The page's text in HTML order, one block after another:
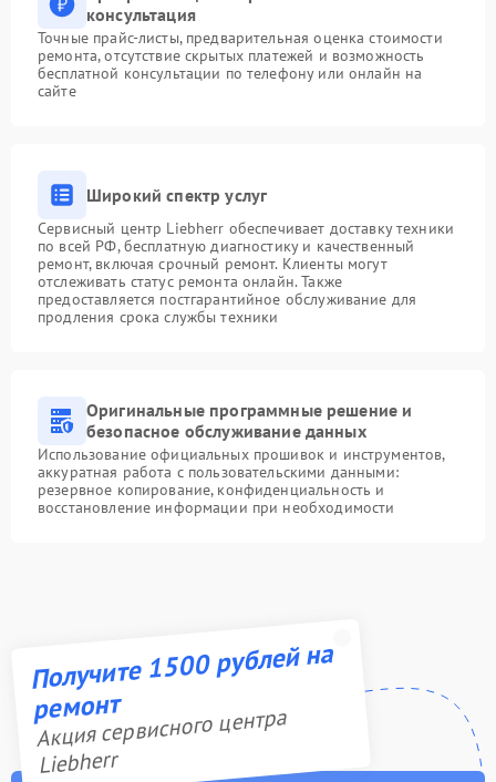
консультация
Точные прайс-листы, предварительная оценка стоимости
ремонта, отсутствие скрытых платежей и возможность
бесплатной консультации по телефону или онлайн на
сайте
Широкий спектр услуг
Сервисный центр Liebherr обеспечивает доставку техники
по всей РФ, бесплатную диагностику и качественный
ремонт, включая срочный ремонт. Клиенты могут
отслеживать статус ремонта онлайн. Также
предоставляется постгарантийное обслуживание для
продления срока службы техники
Оригинальные программные решение и
безопасное обслуживание данных
Использование официальных прошивок и инструментов,
аккуратная работа с пользовательскими данными:
резервное копирование, конфиденциальность и
восстановление информации при необходимости
Получите 1500 рублей на
ремонт
Акция сервисного центра
Liebherr